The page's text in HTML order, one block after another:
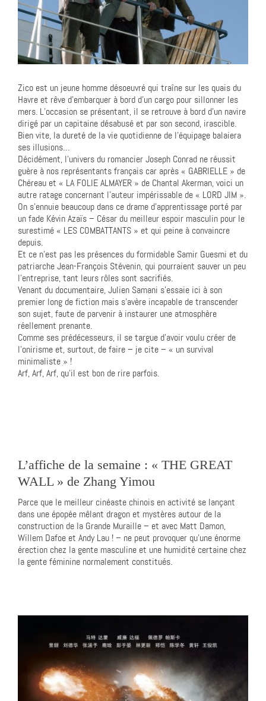
Zico est un jeune homme désoeuvré qui traîne sur les quais du
Havre et rêve d’embarquer à bord d’un cargo pour sillonner les
mers. L’occasion se présentant, il se retrouve à bord d’un navire
dirigé par un capitaine désabusé et par son second, irascible.
Bien vite, la dureté de la vie quotidienne de l’équipage balaiera
ses illusions…
Décidément, l’univers du romancier Joseph Conrad ne réussit
guère à nos représentants français car après « GABRIELLE » de
Chéreau et « LA FOLIE ALMAYER » de Chantal Akerman, voici un
autre ratage concernant l’auteur impérissable de « LORD JIM ».
On s’ennuie beaucoup dans ce drame d’apprentissage porté par
un fade Kévin Azaïs – César du meilleur espoir masculin pour le
surestimé « LES COMBATTANTS » et qui peine à convaincre
depuis.
Et ce n’est pas les présences du formidable Samir Guesmi et du
patriarche Jean-François Stévenin, qui pourraient sauver un peu
l’entreprise, tant leurs rôles sont sacrifiés.
Venant du documentaire, Julien Samani s’essaie ici à son
premier long de fiction mais s’avère incapable de transcender
son sujet, faute de parvenir à instaurer une atmosphère
réellement prenante.
Comme ses prédécesseurs, il se targue d’avoir voulu créer de
l’onirisme et, surtout, de faire – je cite – « un survival
minimaliste » !
Arf, Arf, Arf, qu’il est bon de rire parfois.
L’affiche de la semaine : « THE GREAT
WALL » de Zhang Yimou
Parce que le meilleur cinéaste chinois en activité se lançant
dans une épopée mêlant dragon et mystères autour de la
construction de la Grande Muraille – et avec Matt Damon,
Willem Dafoe et Andy Lau ! – ne peut provoquer qu’une énorme
érection chez la gente masculine et une humidité certaine chez
la gente féminine normalement constitués.